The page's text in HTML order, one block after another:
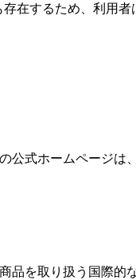
在するため、利用
公式ホームページは
品を取り扱う国際